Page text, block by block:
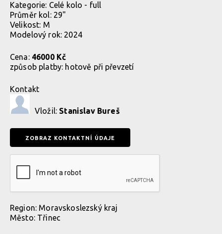
Kategorie: Celé kolo - full
Průměr kol: 29"
Velikost: M
Modelový rok: 2024
Cena: 46000 Kč
způsob platby: hotově při převzetí
Kontakt
Vložil: Stanislav Bureš
Region: Moravskoslezský kraj
Město: Třinec